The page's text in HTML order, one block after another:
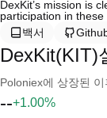
DexKit’s mission is
participation in
백서
DexKit(KIT)
Poloniex에 상장된
--+1.00%